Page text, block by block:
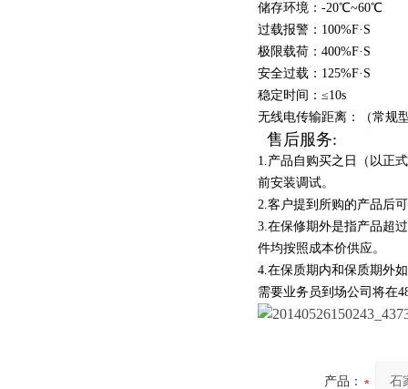
储存环境：-20℃~60℃
过载报警：100%F·S
极限载荷：400%F·S
安全过载：125%F·S
稳定时间：≤10s
无线电传输距离：（常规
售后服务:
1.产品自购买之日（以正
前安装调试。
2.客户提到所购的产品后
3.在保修期外是指产品超
件均按照成本价供应。
4.在保质期内和保质期外
需要业务员到场公司将在
产品：